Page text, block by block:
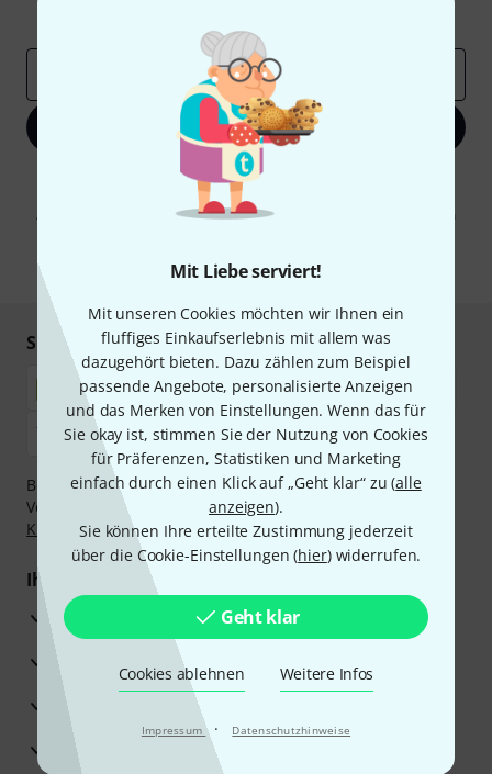
Mit Liebe serviert!
Mit unseren Cookies möchten wir Ihnen ein
fluffiges Einkaufserlebnis mit allem was
dazugehört bieten. Dazu zählen zum Beispiel
passende Angebote, personalisierte Anzeigen
und das Merken von Einstellungen. Wenn das für
Sie okay ist, stimmen Sie der Nutzung von Cookies
für Präferenzen, Statistiken und Marketing
einfach durch einen Klick auf „Geht klar“ zu (alle
anzeigen).
Sie können Ihre erteilte Zustimmung jederzeit
über die Cookie-Einstellungen (hier) widerrufen.
Geht klar
Cookies ablehnen Weitere Infos
Impressum · Datenschutzhinweise
Jetzt anmelden
Mit Klick auf „Jetzt anmelden“ stimmen Sie dem Erhalt von E-Mail-
Werbung und einer Messung des E-Mail-Nutzungsverhaltens zu. Die
Abmeldung ist jederzeit möglich. Weitere Informationen finden Sie in
* Pflichtfeld
Sicher einkaufen & bezahlen
Bezahlen Sie vertraulich und sicher per Nachnahme,
Vorkasse, PayPal, Amazon Pay,Klarna Sofort bezahlen
Klarna Ratenzahlungoder Kreditkarte.
Ihre Vorteile
3 Jahre Thomann Garantie
30 Tage Money-Back-Garantie
Beratung durch Fachexperten